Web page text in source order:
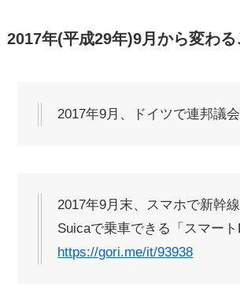
2017年(平成29年)9月から変わる
2017年9月、ドイツで連邦議
2017年9月末、スマホで新幹線
Suicaで乗車できる「スマー
https://gori.me/it/93938